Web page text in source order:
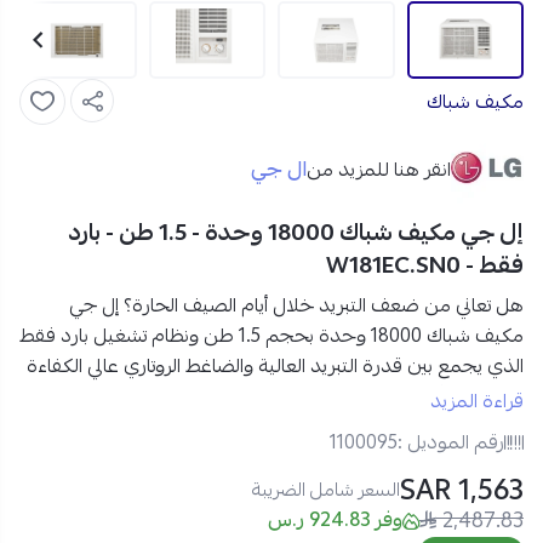
مكيف شباك
انقر هنا للمزيد منال جي
إل جي مكيف شباك 18000 وحدة - 1.5 طن - بارد
فقط - W181EC.SN0
هل تعاني من ضعف التبريد خلال أيام الصيف الحارة؟إل جي
مكيف شباك 18000 وحدة بحجم 1.5 طن ونظام تشغيل بارد فقط
الذي يجمع بين قدرة التبريد العاليةوالضاغط الروتاري عالي الكفاءة
لتستمتع بأداء مستقر وتدفق هواء قوي يغطي المساحة بكفاءة
مع استهلاك اقتصادي للطاقة.
مواصفات إل جي مكيف شباك 18000 وحدة في السعودية:
العلامة التجارية: إل جي
قراءة المزيد
رقم الموديل :1100095
1,563 SAR السعر شامل الضريبة
2,487.83 وفر 924.83 ر.س